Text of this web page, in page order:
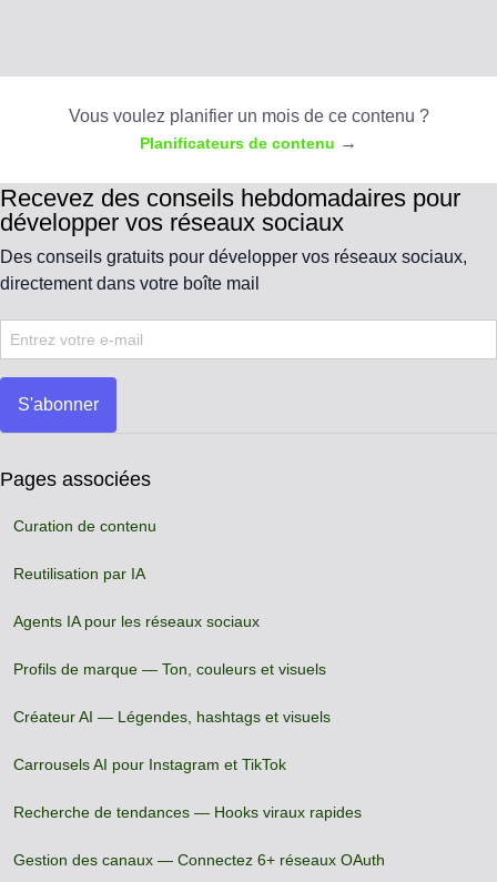
Vous voulez planifier un mois de ce contenu ?
Planificateurs de contenu →
Recevez des conseils hebdomadaires pour
développer vos réseaux sociaux
Des conseils gratuits pour développer vos réseaux sociaux,
directement dans votre boîte mail
S'abonner
Pages associées
Curation de contenu
Reutilisation par IA
Agents IA pour les réseaux sociaux
Profils de marque — Ton, couleurs et visuels
Créateur AI — Légendes, hashtags et visuels
Carrousels AI pour Instagram et TikTok
Recherche de tendances — Hooks viraux rapides
Gestion des canaux — Connectez 6+ réseaux OAuth